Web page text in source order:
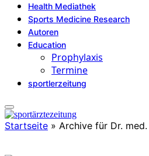
Health Mediathek
Sports Medicine Research
Autoren
Education
Prophylaxis
Termine
sportlerzeitung
Startseite » Archive für Dr.